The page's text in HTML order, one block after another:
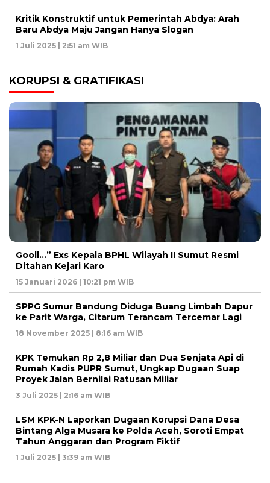
Kritik Konstruktif untuk Pemerintah Abdya: Arah
Baru Abdya Maju Jangan Hanya Slogan
1 Juli 2025 | 2:51 am WIB
KORUPSI & GRATIFIKASI
Gooll…” Exs Kepala BPHL Wilayah II Sumut Resmi
Ditahan Kejari Karo
15 Januari 2026 | 10:21 pm WIB
SPPG Sumur Bandung Diduga Buang Limbah Dapur
ke Parit Warga, Citarum Terancam Tercemar Lagi
18 November 2025 | 8:16 am WIB
KPK Temukan Rp 2,8 Miliar dan Dua Senjata Api di
Rumah Kadis PUPR Sumut, Ungkap Dugaan Suap
Proyek Jalan Bernilai Ratusan Miliar
3 Juli 2025 | 2:16 am WIB
LSM KPK-N Laporkan Dugaan Korupsi Dana Desa
Bintang Alga Musara ke Polda Aceh, Soroti Empat
Tahun Anggaran dan Program Fiktif
1 Juli 2025 | 3:39 am WIB